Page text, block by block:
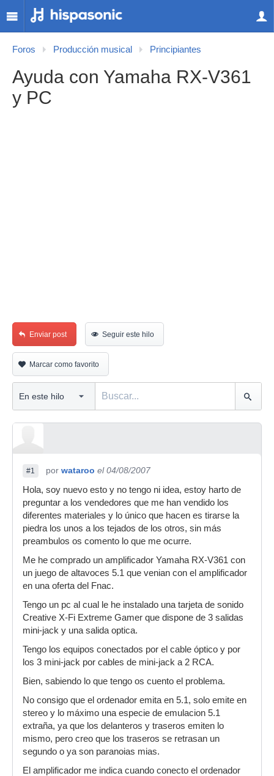
Foros Producción musical Principiantes
Ayuda con Yamaha RX-V361
y PC
Enviar post Seguir este hilo
Marcar como favorito
#1 por wataroo el 04/08/2007
Hola, soy nuevo esto y no tengo ni idea, estoy harto de
preguntar a los vendedores que me han vendido los
diferentes materiales y lo único que hacen es tirarse la
piedra los unos a los tejados de los otros, sin más
preambulos os comento lo que me ocurre.
Me he comprado un amplificador Yamaha RX-V361 con
un juego de altavoces 5.1 que venian con el amplificador
en una oferta del Fnac.
Tengo un pc al cual le he instalado una tarjeta de sonido
Creative X-Fi Extreme Gamer que dispone de 3 salidas
mini-jack y una salida optica.
Tengo los equipos conectados por el cable óptico y por
los 3 mini-jack por cables de mini-jack a 2 RCA.
Bien, sabiendo lo que tengo os cuento el problema.
No consigo que el ordenador emita en 5.1, solo emite en
stereo y lo máximo una especie de emulacion 5.1
extraña, ya que los delanteros y traseros emiten lo
mismo, pero creo que los traseros se retrasan un
segundo o ya son paranoias mias.
El amplificador me indica cuando conecto el ordenador